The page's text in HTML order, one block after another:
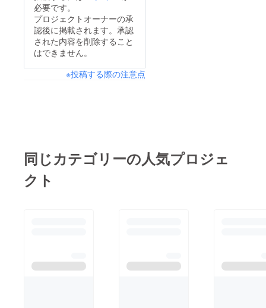
ければと思います。
必要です。
プロジェクトオーナーの承
認後に掲載されます。承認
された内容を削除すること
はできません。
※投稿する際の注意点
同じカテゴリーの人気プロジェ
クト